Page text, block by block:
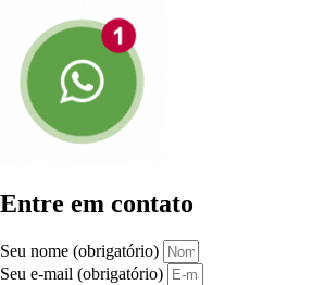
Entre em contato
Seu nome (obrigatório)
Seu e-mail (obrigatório)